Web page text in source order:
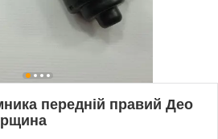
передній правий Део